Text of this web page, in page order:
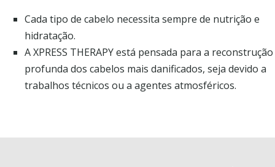
Cada tipo de cabelo necessita sempre de nutrição e
hidratação.
A XPRESS THERAPY está pensada para a reconstrução
profunda dos cabelos mais danificados, seja devido a
trabalhos técnicos ou a agentes atmosféricos.